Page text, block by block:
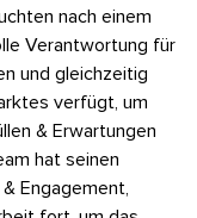
nach einem
Verantwortung für
und gleichzeitig
verfügt, um
& Erwartungen
hat seinen
Engagement,